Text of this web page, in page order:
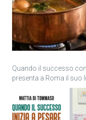
Quando il successo
presenta a Roma il suo